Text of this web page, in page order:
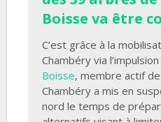
Boisse va être
C’est grâce à la
Chambéry via
Boisse, membre actif
Chambéry a mis en
nord le temps de